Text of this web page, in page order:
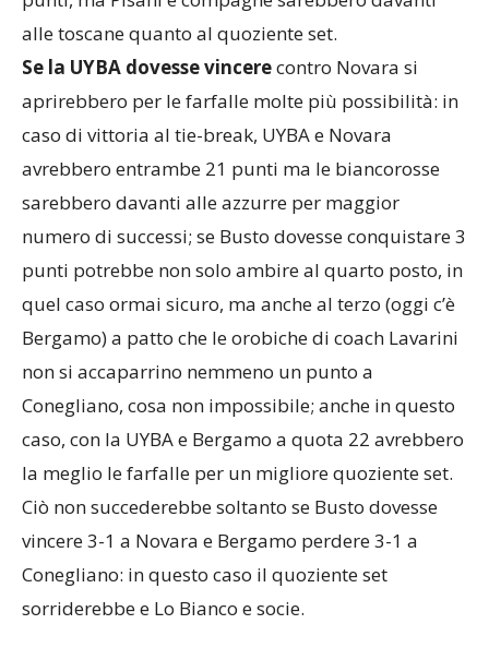
punti, ma Pisani e compagne sarebbero davanti
alle toscane quanto al quoziente set.
aprirebbero per le farfalle molte più possibilità: in
avrebbero entrambe 21 punti ma le biancorosse
sarebbero davanti alle azzurre per maggior
numero di successi; se Busto dovesse conquistare 3
punti potrebbe non solo ambire al quarto posto, in
quel caso ormai sicuro, ma anche al terzo (oggi c’è
Bergamo) a patto che le orobiche di coach Lavarini
non si accaparrino nemmeno un punto a
Conegliano, cosa non impossibile; anche in questo
caso, con la UYBA e Bergamo a quota 22 avrebbero
la meglio le farfalle per un migliore quoziente set.
vincere 3-1 a Novara e Bergamo perdere 3-1 a
Conegliano: in questo caso il quoziente set